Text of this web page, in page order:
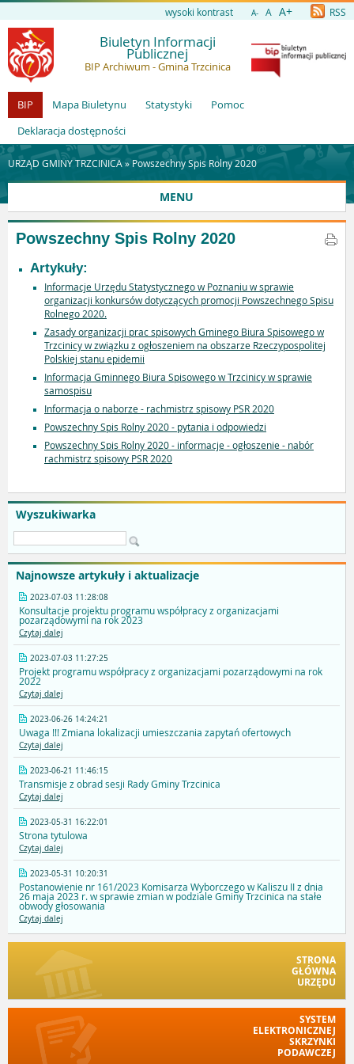
wysoki kontrast A- A A+ RSS
Biuletyn Informacji
Publicznej
BIP Archiwum - Gmina Trzcinica
BIP Mapa Biuletynu Statystyki
Pomoc
Deklaracja dostępności
URZĄD GMINY TRZCINICA » Powszechny Spis Rolny 2020
MENU
Wyszukiwarka
Najnowsze artykuły i aktualizacje
2023-07-03 11:28:08
Konsultacje projektu programu współpracy z organizacjami
pozarządowymi na rok 2023
Czytaj dalej
2023-07-03 11:27:25
Projekt programu współpracy z organizacjami pozarządowymi na rok
2022
Czytaj dalej
2023-06-26 14:24:21
Uwaga !!! Zmiana lokalizacji umieszczania zapytań ofertowych
Czytaj dalej
2023-06-21 11:46:15
Transmisje z obrad sesji Rady Gminy Trzcinica
Czytaj dalej
2023-05-31 16:22:01
Strona tytulowa
Czytaj dalej
2023-05-31 10:20:31
Postanowienie nr 161/2023 Komisarza Wyborczego w Kaliszu II z dnia
26 maja 2023 r. w sprawie zmian w podziale Gminy Trzcinica na stałe
obwody głosowania
Czytaj dalej
STRONA
GŁÓWNA
URZĘDU
SYSTEM
ELEKTRONICZNEJ
SKRZYNKI
PODAWCZEJ
Powszechny Spis Rolny 2020
Artykuły:
Informacje Urzędu Statystycznego w Poznaniu w sprawie
organizacji konkursów dotyczących promocji Powszechnego Spisu
Rolnego 2020.
Zasady organizacji prac spisowych Gminego Biura Spisowego w
Trzcinicy w związku z ogłoszeniem na obszarze Rzeczypospolitej
Polskiej stanu epidemii
Informacja Gminnego Biura Spisowego w Trzcinicy w sprawie
samospisu
Informacja o naborze - rachmistrz spisowy PSR 2020
Powszechny Spis Rolny 2020 - pytania i odpowiedzi
Powszechny Spis Rolny 2020 - informacje - ogłoszenie - nabór
rachmistrz spisowy PSR 2020